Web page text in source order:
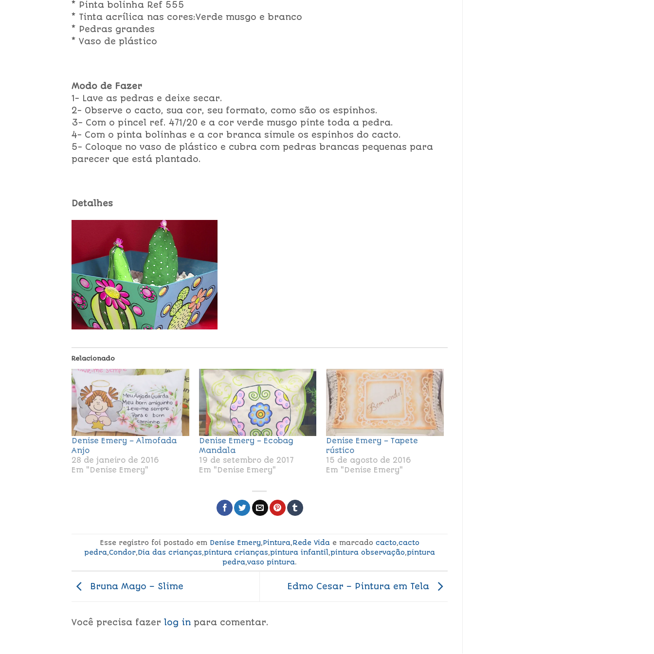
* Pinta bolinha Ref 555
* Tinta acrílica nas cores:Verde musgo e branco
* Pedras grandes
* Vaso de plástico
Modo de Fazer
1- Lave as pedras e deixe secar.
2- Observe o cacto, sua cor, seu formato, como são os espinhos.
3- Com o pincel ref. 471/20 e a cor verde musgo pinte toda a pedra.
4- Com o pinta bolinhas e a cor branca simule os espinhos do cacto.
5- Coloque no vaso de plástico e cubra com pedras brancas pequenas para
parecer que está plantado.
Detalhes
Relacionado
Denise Emery – Almofada
Anjo
28 de janeiro de 2016
Em "Denise Emery"
Denise Emery – Ecobag
Mandala
19 de setembro de 2017
Em "Denise Emery"
Denise Emery – Tapete
rústico
15 de agosto de 2016
Em "Denise Emery"
Esse registro foi postado em Denise Emery,Pintura,Rede Vidae marcado cacto,cacto
pedra,Condor,Dia das crianças,pintura crianças,pintura infantil,pintura observação,pintura
pedra,vaso pintura.
Bruna Mayo – Slime Edmo Cesar – Pintura em Tela
Você precisa fazer log in para comentar.